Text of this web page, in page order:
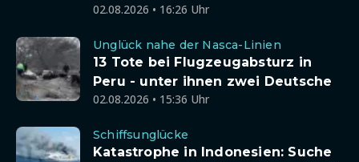
02.08.2026 • 16:26 Uhr
Unglück nahe der Nasca-Linien
13 Tote bei Flugzeugabsturz in
Peru - unter ihnen zwei Deutsche
02.08.2026 • 15:36 Uhr
Schiffsunglücke
Katastrophe in Indonesien: Suche